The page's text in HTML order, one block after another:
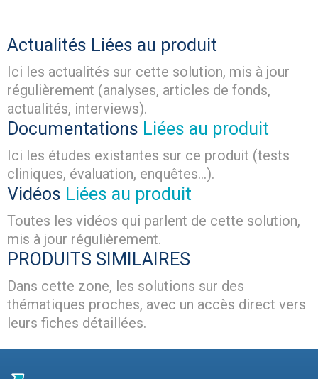
Actualités Liées au produit
Ici les actualités sur cette solution, mis à jour
régulièrement (analyses, articles de fonds,
actualités, interviews).
Documentations Liées au produit
Ici les études existantes sur ce produit (tests
cliniques, évaluation, enquêtes...).
Vidéos Liées au produit
Toutes les vidéos qui parlent de cette solution,
mis à jour régulièrement.
PRODUITS SIMILAIRES
Dans cette zone, les solutions sur des
thématiques proches, avec un accès direct vers
leurs fiches détaillées.